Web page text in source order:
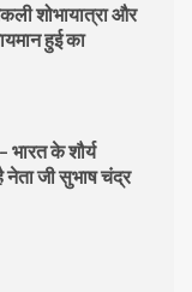
शोभायात्रा और
हुई का
भारत के शौर्य
जी सुभाष चंद्र